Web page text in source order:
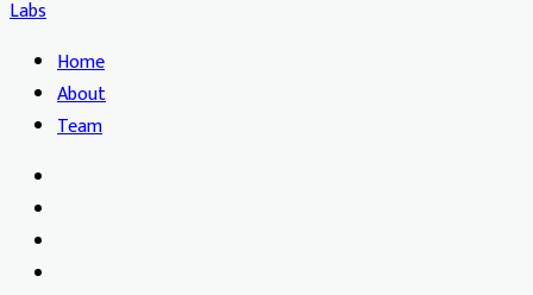
Labs
Home
About
Team